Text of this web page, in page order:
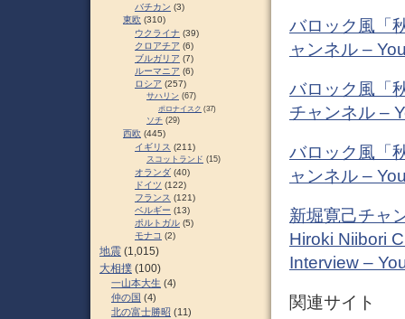
バロック風「
ャンネル –
バロック風「
チャンネル –
バロック風「
ャンネル –
新堀寛己チャ
Hiroki Niibori
Interview –
関連サイト
バチカン (3)
東欧 (310)
ウクライナ (39)
クロアチア (6)
ブルガリア (7)
ルーマニア (6)
ロシア (257)
サハリン (67)
ポロナイスク (37)
ソチ (29)
西欧 (445)
イギリス (211)
スコットランド (15)
オランダ (40)
ドイツ (122)
フランス (121)
ベルギー (13)
ポルトガル (5)
モナコ (2)
地震 (1,015)
大相撲 (100)
一山本大生 (4)
仲の国 (4)
北の富士勝昭 (11)